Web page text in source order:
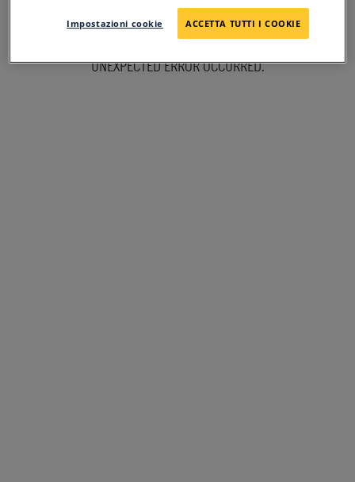
SORRY FOR THE
INCONVENIENCE
UNEXPECTED ERROR OCCURRED.
Impostazioni cookie ACCETTA TUTTI I COOKIE